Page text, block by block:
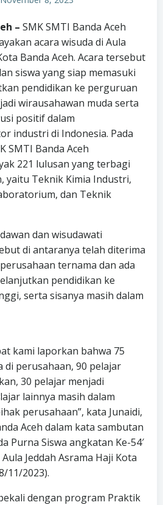
– SMK SMTI Banda Aceh
acara wisuda di Aula
Banda Aceh. Acara tersebut
siswa yang siap memasuki
pendidikan ke perguruan
wirausahawan muda serta
positif dalam
industri di Indonesia. Pada
SMTI Banda Aceh
221 lulusan yang terbagi
yaitu Teknik Kimia Industri,
dan Teknik
dan wisudawati
di antaranya telah diterima
ternama dan ada
pendidikan ke
serta sisanya masih dalam
kami laporkan bahwa 75
di perusahaan, 90 pelajar
30 pelajar menjadi
lainnya masih dalam
perusahaan”, kata Junaidi,
Aceh dalam kata sambutan
Purna Siswa angkatan Ke-54′
Jeddah Asrama Haji Kota
11/2023).
dengan program Praktik